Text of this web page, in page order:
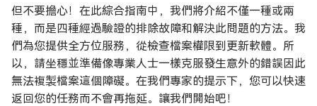
但不要擔心！在此綜合指南中，我們將介紹不僅一種或兩
種，而是四種經過驗證的排除故障和解決此問題的方法。我
們為您提供全方位服務，從檢查檔案權限到更新軟體。所
以，請坐穩並準備像專業人士一樣克服發生意外的錯誤因此
無法複製檔案這個障礙。在我們專家的提示下，您可以快速
返回您的任務而不會再拖延。讓我們開始吧！